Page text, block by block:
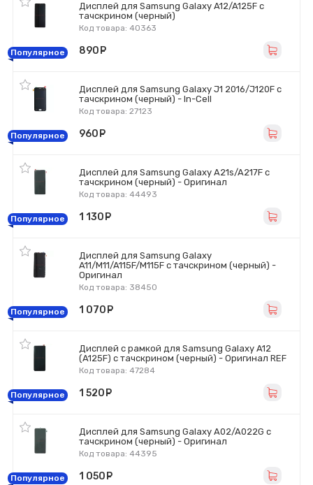
Дисплей для Samsung Galaxy A12/A125F с
тачскрином (черный)
Код товара: 40363
Популярное 890
Дисплей для Samsung Galaxy J1 2016/J120F с
тачскрином (черный) - In-Cell
Код товара: 27123
Популярное 960
Дисплей для Samsung Galaxy A21s/A217F с
тачскрином (черный) - Оригинал
Код товара: 44493
Популярное 1 130
Дисплей для Samsung Galaxy
A11/M11/A115F/M115F с тачскрином (черный) -
Оригинал
Код товара: 38450
Популярное 1 070
Дисплей с рамкой для Samsung Galaxy A12
(A125F) с тачскрином (черный) - Оригинал REF
Код товара: 47284
Популярное 1 520
Дисплей для Samsung Galaxy A02/A022G с
тачскрином (черный) - Оригинал
Код товара: 44395
Популярное 1 050